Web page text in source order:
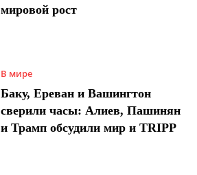
мировой рост
В мире
Баку, Ереван и Вашингтон
сверили часы: Алиев, Пашинян
и Трамп обсудили мир и TRIPP